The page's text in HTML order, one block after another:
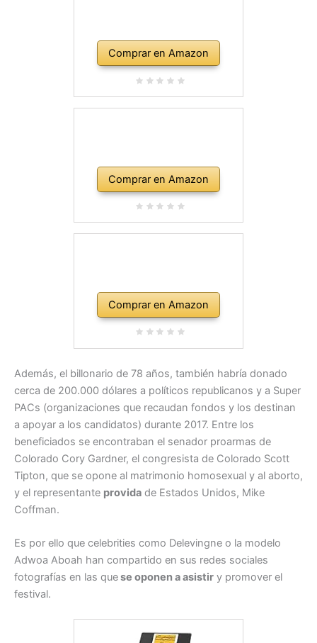
Comprar en Amazon
Comprar en Amazon
Comprar en Amazon
Además, el billonario de 78 años, también habría donado
cerca de 200.000 dólares a políticos republicanos y a Super
PACs (organizaciones que recaudan fondos y los destinan
a apoyar a los candidatos) durante 2017. Entre los
beneficiados se encontraban el senador proarmas de
Colorado Cory Gardner, el congresista de Colorado Scott
Tipton, que se opone al matrimonio homosexual y al aborto,
y el representante provida de Estados Unidos, Mike
Coffman.
Es por ello que celebrities como Delevingne o la modelo
Adwoa Aboah han compartido en sus redes sociales
fotografías en las quese oponen a asistir y promover el
festival.